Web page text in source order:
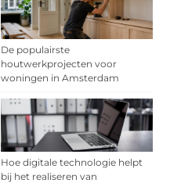
De populairste
houtwerkprojecten voor
woningen in Amsterdam
Hoe digitale technologie helpt
bij het realiseren van